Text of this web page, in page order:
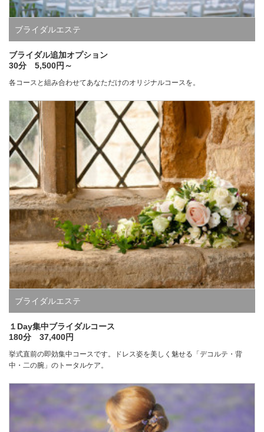
ブライダルエステ
ブライダル追加オプション
30分 5,500円～
各コースと組み合わせてあなただけのオリジナルコースを。
ブライダルエステ
１Day集中ブライダルコース
180分 37,400円
挙式直前の即効集中コースです。ドレス姿を美しく魅せる「デコルテ・背
中・二の腕」のトータルケア。